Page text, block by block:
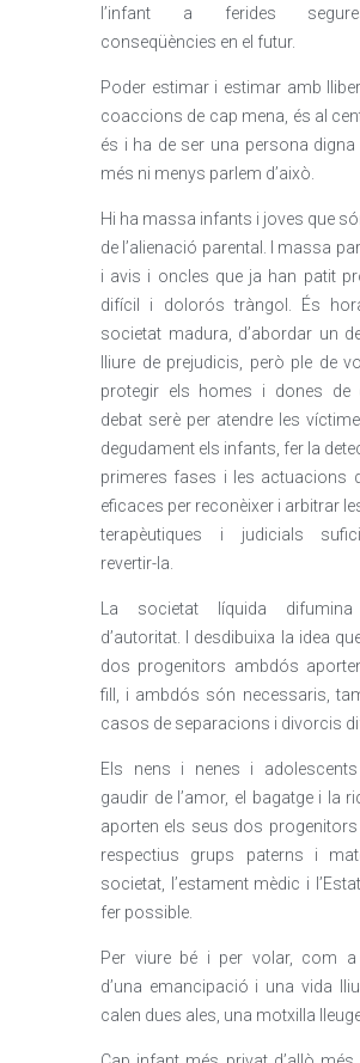
l’infant a ferides
conseqüències en el futur.
Poder estimar i estimar amb
coaccions de cap mena, és al
és i ha de ser una persona digna
més ni menys parlem d’això.
Hi ha massa infants i joves que
de l’alienació parental. I massa
i avis i oncles que ja han patit
difícil i dolorós tràngol. És
societat madura, d’abordar un
lliure de prejudicis, però ple de
protegir els homes i dones de
debat serè per atendre les
degudament els infants, fer la
primeres fases i les actuacions
eficaces per reconèixer i arbitrar
terapèutiques i judicials
revertir-la.
La societat líquida
d’autoritat. I desdibuixa la idea
dos progenitors ambdós
fill, i ambdós són necessaris,
casos de separacions i divorcis
Els nens i nenes i adolescents
gaudir de l’amor, el bagatge i la
aporten els seus dos
respectius grups paterns i
societat, l’estament mèdic i
fer possible.
Per viure bé i per volar, com a
d’una emancipació i una vida
calen dues ales, una motxilla